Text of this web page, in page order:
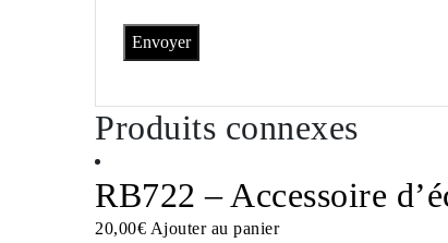
Produits connexes
RB722 – Accessoire
20,00€ Ajouter au panier